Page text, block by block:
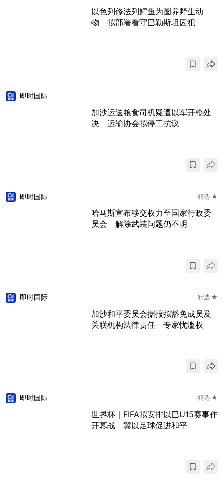
以色列修法列鳄鱼为圈养野生动
物 拟部署看守巴勒斯坦囚犯
即时国际
加沙运送粮食司机疑遭以军开枪处
决 运输协会拟停工抗议
即时国际 精选 ★
哈马斯宣布移交权力至国家行政委
员会 解除武装问题仍不明
即时国际 精选 ★
加沙和平委员会据报拟豁免成员及
关联机构法律责任 专家忧滥权
即时国际 精选 ★
世界杯｜FIFA拟安排以巴U15赛事作
开幕战 冀以足球促进和平